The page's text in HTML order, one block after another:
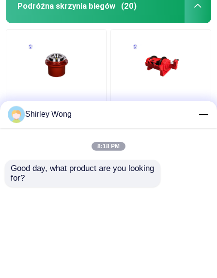
Podróżna skrzynia biegów (20)
Mechanizm
przemieszczania
skrzyni biegów
Skontaktuj się z
10000Nm 20 Ton
Skontaktuj się z
Shirley Wong
8:18 PM
Good day, what product are you looking
for?